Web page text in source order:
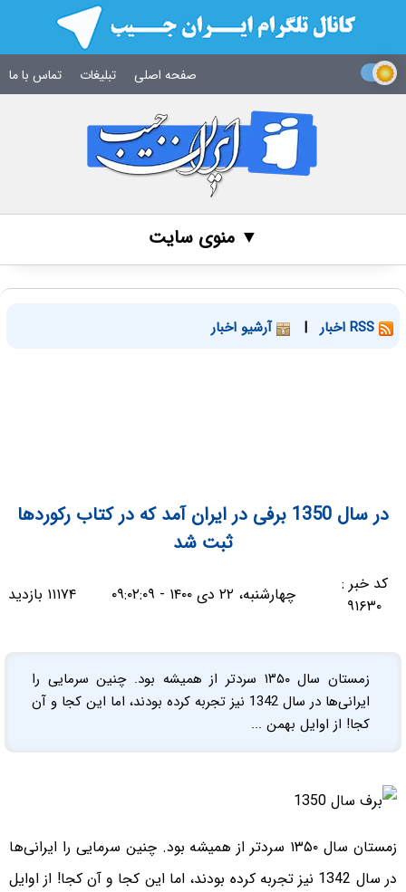
صفحه اصلی تبلیغات تماس با ما
▼ منوی سایت
| آرشیو اخبار
در سال 1350 برفی در ایران آمد که در کتاب رکوردها
ثبت شد
کد خبر :
۹۱۶۳۰
چهارشنبه، ۲۲ دی ۱۴۰۰ - ۰۹:۰۲:۰۹ ۱۱۱۷۴ بازدید
زمستان سال ۱۳۵۰ سردتر از همیشه بود. چنین سرمایی را
ایرانی‌ها در سال 1342 نیز تجربه کرده بودند، اما این کجا و آن
کجا! از اوایل بهمن ...
زمستان سال ۱۳۵۰ سردتر از همیشه بود. چنین سرمایی را ایرانی‌ها
در سال 1342 نیز تجربه کرده بودند، اما این کجا و آن کجا! از اوایل